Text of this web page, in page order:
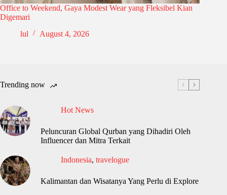
Office to Weekend, Gaya Modest Wear yang Fleksibel Kian
Digemari
lul
August 4, 2026
Trending now
Hot News
Peluncuran Global Qurban yang Dihadiri Oleh
Influencer dan Mitra Terkait
Indonesia, travelogue
Kalimantan dan Wisatanya Yang Perlu di Explore